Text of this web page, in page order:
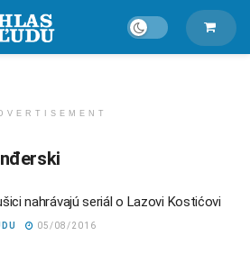
nahrávajú seriál o Lazovi Kostićovi
05/08/2016